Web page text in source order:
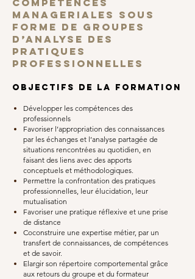
COMPETENCES
MANAGERIALES SOUS
FORME DE GROUPES
D’ANALYSE DES
PRATIQUES
PROFESSIONNELLES
OBJECTIFS DE LA FORMATION
Développer les compétences des
professionnels
Favoriser l’appropriation des connaissances
par les échanges et l’analyse partagée de
situations rencontrées au quotidien, en
faisant des liens avec des apports
conceptuels et méthodologiques.
Permettre la confrontation des pratiques
professionnelles, leur élucidation, leur
mutualisation
Favoriser une pratique réflexive et une prise
de distance
Coconstruire une expertise métier, par un
transfert de connaissances, de compétences
et de savoir.
Elargir son répertoire comportemental grâce
aux retours du groupe et du formateur